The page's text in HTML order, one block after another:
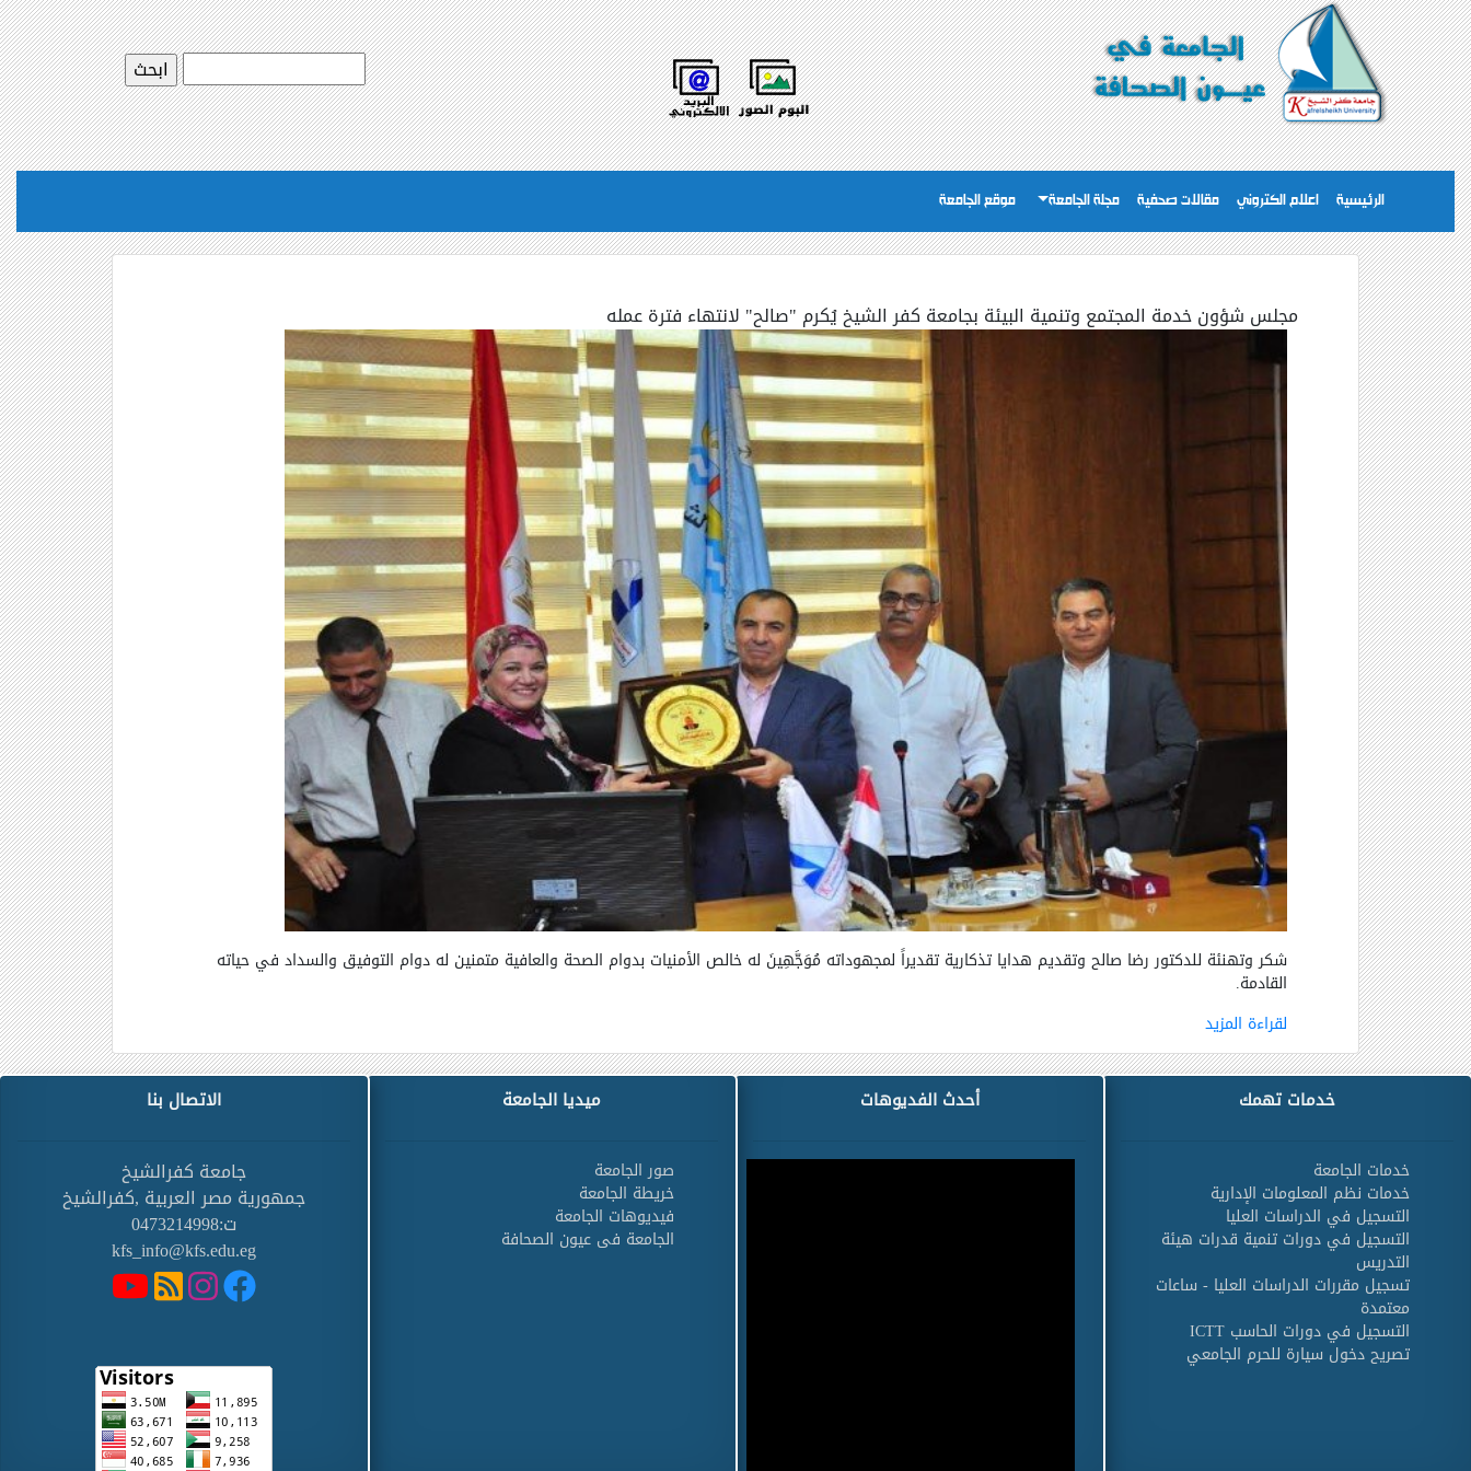
الرئيسية اعلام الكتروني مقالات صحفية مجلة الجامعة موقع الجامعة
مجلس شؤون خدمة المجتمع وتنمية البيئة بجامعة كفر الشيخ يُكرم "صالح" لانتهاء فترة عمله
شكر وتهنئة للدكتور رضا صالح وتقديم هدايا تذكارية تقديراً لمجهوداته مُوَجَّهِينَ له خالص الأمنيات بدوام الصحة والعافية متمنين له دوام التوفيق والسداد في حياته
القادمة.
لقراءة المزيد
خدمات تهمك
خدمات الجامعة
خدمات نظم المعلومات الإدارية
التسجيل في الدراسات العليا
التسجيل في دورات تنمية قدرات هيئة
التدريس
تسجيل مقررات الدراسات العليا - ساعات
معتمدة
التسجيل في دورات الحاسب ICTT
تصريح دخول سيارة للحرم الجامعي
أحدث الفديوهات ميديا الجامعة
صور الجامعة
خريطة الجامعة
فيديوهات الجامعة
الجامعة فى عيون الصحافة
الاتصال بنا
جامعة كفرالشيخ
جمهورية مصر العربية ,كفرالشيخ
ت:0473214998
kfs_info@kfs.edu.eg